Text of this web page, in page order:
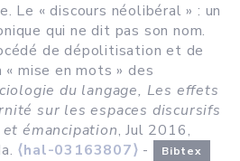
Le « discours néolibéral » : un
qui ne dit pas son nom.
de dépolitisation et de
mise en mots » des
du langage, Les effets
sur les espaces discursifs
émancipation, Jul 2016,
⟨hal-03163807⟩ - Bibtex